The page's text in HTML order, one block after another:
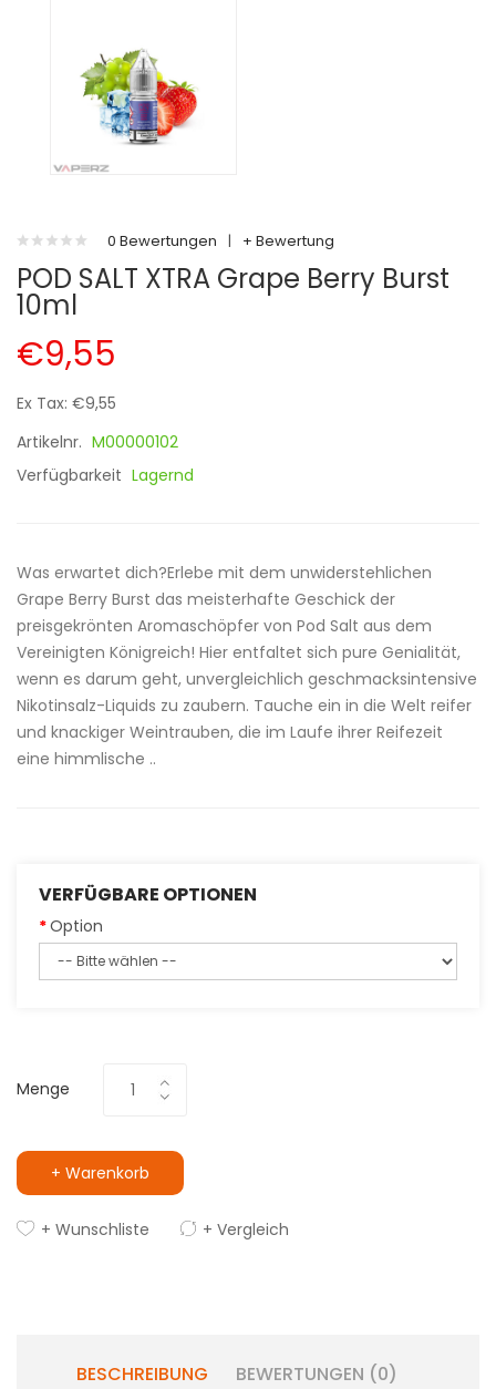
0 Bewertungen | + Bewertung
POD SALT XTRA Grape Berry Burst
10ml
€9,55
Ex Tax: €9,55
Artikelnr. M00000102
Verfügbarkeit Lagernd
Was erwartet dich?Erlebe mit dem unwiderstehlichen
Grape Berry Burst das meisterhafte Geschick der
preisgekrönten Aromaschöpfer von Pod Salt aus dem
Vereinigten Königreich! Hier entfaltet sich pure Genialität,
wenn es darum geht, unvergleichlich geschmacksintensive
Nikotinsalz-Liquids zu zaubern. Tauche ein in die Welt reifer
und knackiger Weintrauben, die im Laufe ihrer Reifezeit
eine himmlische ..
VERFÜGBARE OPTIONEN
Option
Menge
+ Warenkorb
+ Wunschliste + Vergleich
BESCHREIBUNG BEWERTUNGEN (0)